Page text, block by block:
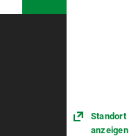
Standort
anzeigen